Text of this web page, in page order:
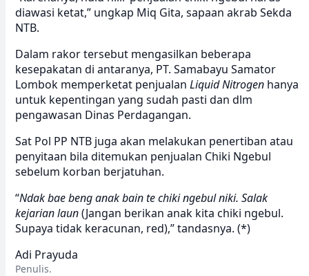
diawasi ketat,” ungkap Miq Gita, sapaan akrab Sekda
NTB.
Dalam rakor tersebut mengasilkan beberapa
kesepakatan di antaranya, PT. Samabayu Samator
Lombok memperketat penjualan Liquid Nitrogen hanya
untuk kepentingan yang sudah pasti dan dlm
pengawasan Dinas Perdagangan.
Sat Pol PP NTB juga akan melakukan penertiban atau
penyitaan bila ditemukan penjualan Chiki Ngebul
sebelum korban berjatuhan.
“Ndak bae beng anak bain te chiki ngebul niki. Salak
kejarian laun(Jangan berikan anak kita chiki ngebul.
Supaya tidak keracunan, red),” tandasnya. (*)
Adi Prayuda
Penulis.